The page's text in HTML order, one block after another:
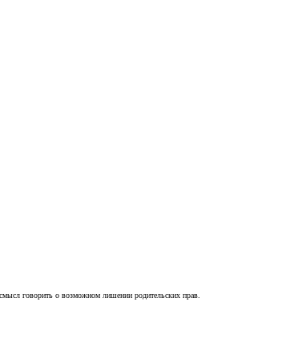
говорить о возможном лишении родительских прав.